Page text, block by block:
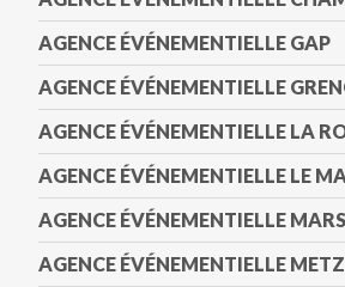
AGENCE ÉVÉNEMENTIELLE GAP
AGENCE ÉVÉNEMENTIELLE
AGENCE ÉVÉNEMENTIELLE LA
AGENCE ÉVÉNEMENTIELLE LE
AGENCE ÉVÉNEMENTIELLE
AGENCE ÉVÉNEMENTIELLE METZ